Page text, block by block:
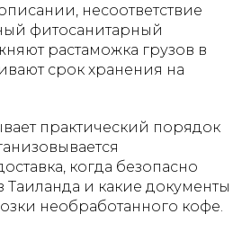
несоответствие
фитосанитарный
растаможка грузов в
срок хранения на
практический порядок
когда безопасно
Таиланда и какие документы
необработанного кофе.